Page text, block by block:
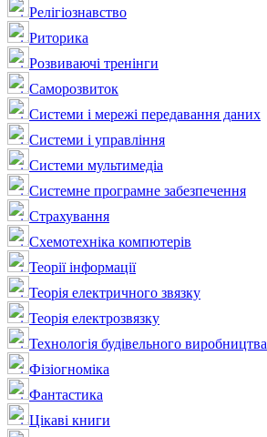
Релігіознавство
Риторика
Розвиваючі тренінги
Саморозвиток
Системи і мережі передавання даних
Системи і управління
Системи мультимедіа
Системне програмне забезпечення
Страхування
Схемотехніка компютерів
Теорії інформації
Теорія електричного звязку
Теорія електрозвязку
Технологія будівельного виробництва
Фізіогноміка
Фантастика
Цікаві книги